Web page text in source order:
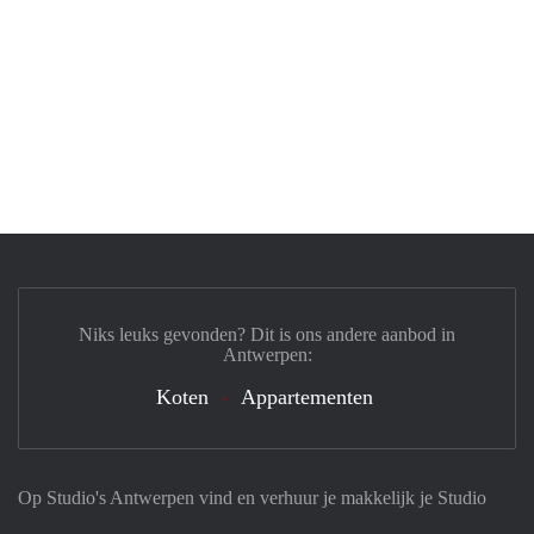
Op Studio's Antwerpen vind en verhuur je makkelijk je Studio
Niks leuks gevonden? Dit is ons andere aanbod in
Antwerpen:
Koten Appartementen